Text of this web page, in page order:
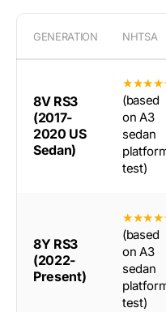
GENERATION NHTSA
8V RS3
(2017-
2020 US
Sedan)
(based
on A3
sedan
test)
8Y RS3
(2022-
Present)
(based
on A3
sedan
test)